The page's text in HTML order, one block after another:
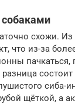
собаками
схожи.
что из-за
пачкаться,
сиба-
щёткой, а